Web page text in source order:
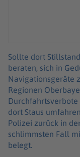
Sollte dort
beraten, sich in
Navigationsgeräte
Regionen
dort Staus
Polizei zurück in
schlimmsten Fall
belegt.